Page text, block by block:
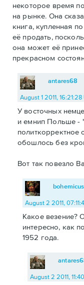
некоторое время
на рынке. Она
книга, купленная
её продать,
она может её
прекрасном
antares68
August 1 2011, 16:21:28
У восточных
и емнип Польше -
политкорректное
обошлось без
Вот так повезло
bohemicus
August 2 2011,
Какое везение?
интересно, как
1952 года.
August 2 2011,